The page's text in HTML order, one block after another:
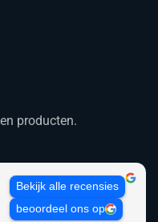
producten.
Bekijk alle recensies
beoordeel ons op